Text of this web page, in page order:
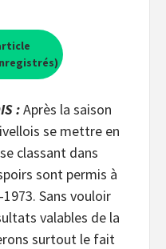
:Après la saison
se mettre en
classant dans
sont permis à
Sans vouloir
valables de la
surtout le fait